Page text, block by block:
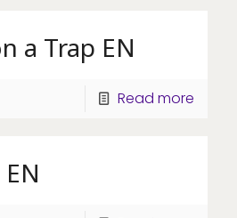
a Trap EN
Read more